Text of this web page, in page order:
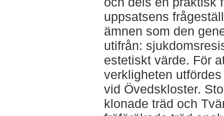
uppsatsens
ämnen som den
utifrån:
estetiskt värde. För
verkligheten
vid Övedskloster.
klonade träd och